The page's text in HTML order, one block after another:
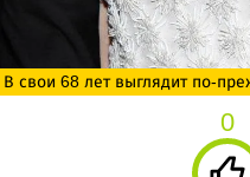
В свои 68 лет выглядит по-
0